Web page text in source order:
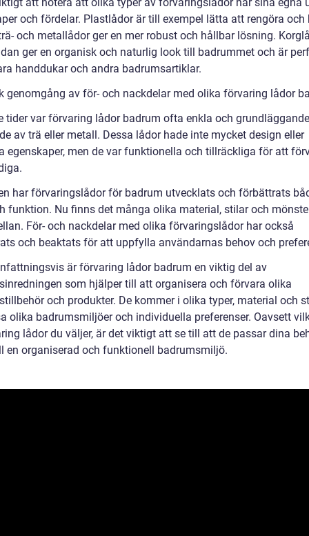
och fördelar. Plastlådor är till exempel lätta att rengöra och
och metallådor ger en mer robust och hållbar lösning.
ger en organisk och naturlig look till badrummet och är
handdukar och andra badrumsartiklar.
genomgång av för- och nackdelar med olika förvaring lådor
tider var förvaring lådor badrum ofta enkla och
av trä eller metall. Dessa lådor hade inte mycket design eller
egenskaper, men de var funktionella och tillräckliga för att
har förvaringslådor för badrum utvecklats och förbättrats
funktion. Nu finns det många olika material, stilar och
För- och nackdelar med olika förvaringslådor har också
och beaktats för att uppfylla användarnas behov och
är förvaring lådor badrum en viktig del av
som hjälper till att organisera och förvara olika
och produkter. De kommer i olika typer, material och
olika badrumsmiljöer och individuella preferenser. Oavsett
lådor du väljer, är det viktigt att se till att de passar dina
en organiserad och funktionell badrumsmiljö.